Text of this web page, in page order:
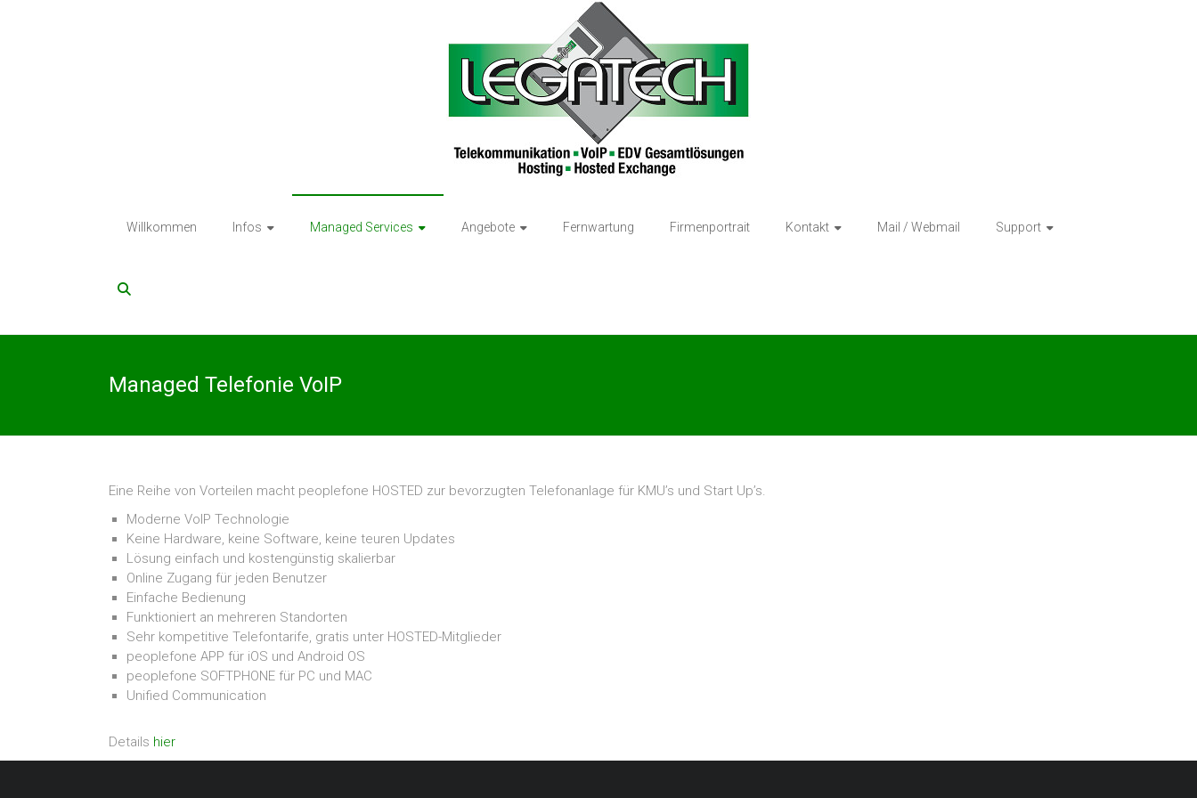
Legatech
Telekommunikation
–
–
Hosted
Willkommen Infos Managed Services Angebote Fernwartung Firmenportrait Kontakt Mail / Webmail Support
Managed Telefonie VoIP
Eine Reihe von Vorteilen macht peoplefone HOSTED zur bevorzugten Telefonanlage für KMU’s und Start Up’s.
Moderne VoIP Technologie
Keine Hardware, keine Software, keine teuren Updates
Lösung einfach und kostengünstig skalierbar
Online Zugang für jeden Benutzer
Einfache Bedienung
Funktioniert an mehreren Standorten
Sehr kompetitive Telefontarife, gratis unter HOSTED-Mitglieder
peoplefone APP für iOS und Android OS
peoplefone SOFTPHONE für PC und MAC
Unified Communication
Details hier